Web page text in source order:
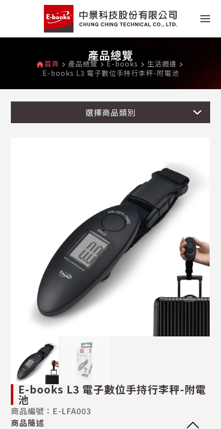
產品總覽
home首頁 navigate_next 產品總覽 navigate_next E-books navigate_next 生活週邊 navigate_next
E-books L3 電子數位手持行李秤-附電池
選擇商品類別
E-books L3 電子數位手持行李秤-附電
池
商品編號：E-LFA003
商品簡述